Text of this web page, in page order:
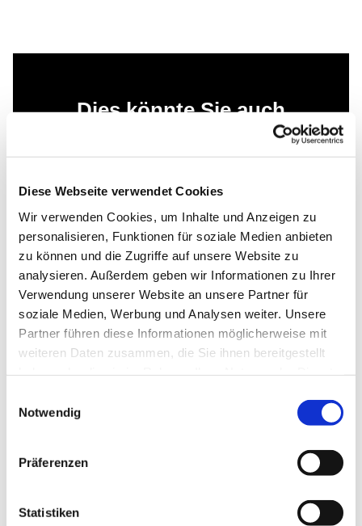
Diese Webseite verwendet Cookies
Wir verwenden Cookies, um Inhalte und Anzeigen zu
personalisieren, Funktionen für soziale Medien anbieten
zu können und die Zugriffe auf unsere Website zu
analysieren. Außerdem geben wir Informationen zu Ihrer
Verwendung unserer Website an unsere Partner für
soziale Medien, Werbung und Analysen weiter. Unsere
Partner führen diese Informationen möglicherweise mit
weiteren Daten zusammen, die Sie ihnen bereitgestellt
Notwendig
Präferenzen
Statistiken
Dies könnte Sie auch